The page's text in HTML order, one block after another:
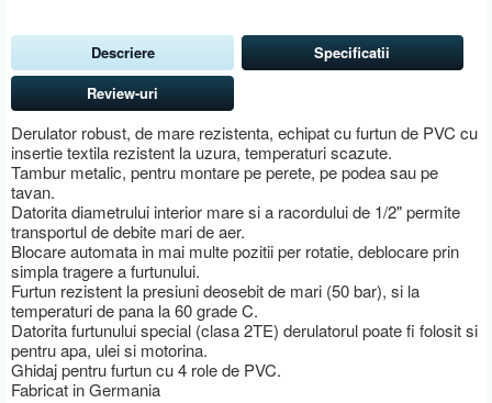
Descriere
Derulator robust, de mare rezistenta, echipat cu furtun de PVC cu
insertie textila rezistent la uzura, temperaturi scazute.
Tambur metalic, pentru montare pe perete, pe podea sau pe
tavan.
Datorita diametrului interior mare si a racordului de 1/2" permite
transportul de debite mari de aer.
Blocare automata in mai multe pozitii per rotatie, deblocare prin
simpla tragere a furtunului.
Furtun rezistent la presiuni deosebit de mari (50 bar), si la
temperaturi de pana la 60 grade C.
Datorita furtunului special (clasa 2TE) derulatorul poate fi folosit si
pentru apa, ulei si motorina.
Ghidaj pentru furtun cu 4 role de PVC.
Fabricat in Germania
Specificatii
Review-uri